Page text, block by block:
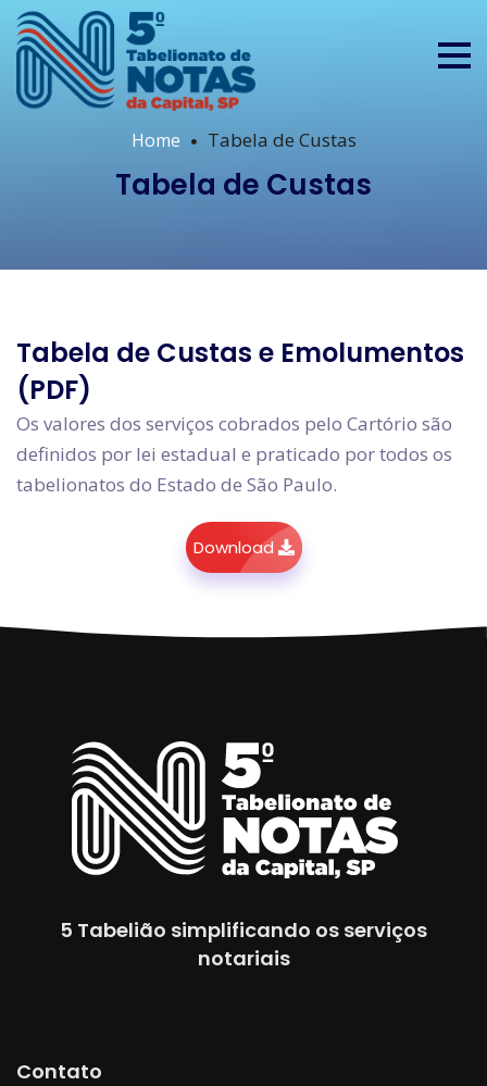
Home Tabela de Custas
Tabela de Custas
Tabela de Custas e Emolumentos
(PDF)
Os valores dos serviços cobrados pelo Cartório são
definidos por lei estadual e praticado por todos os
tabelionatos do Estado de São Paulo.
Download
5 Tabelião simplificando os serviços
notariais
Contato